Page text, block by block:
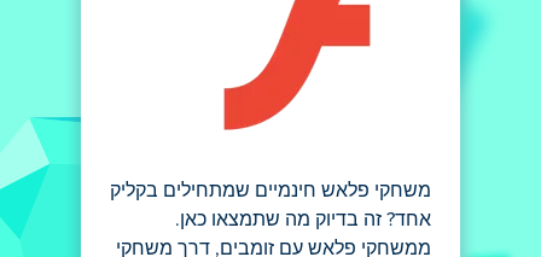
משחקי פלאש חינמיים שמתחילים בקליק
אחד? זה בדיוק מה שתמצאו כאן.
ממשחקי פלאש עם זומבים, דרך משחקי